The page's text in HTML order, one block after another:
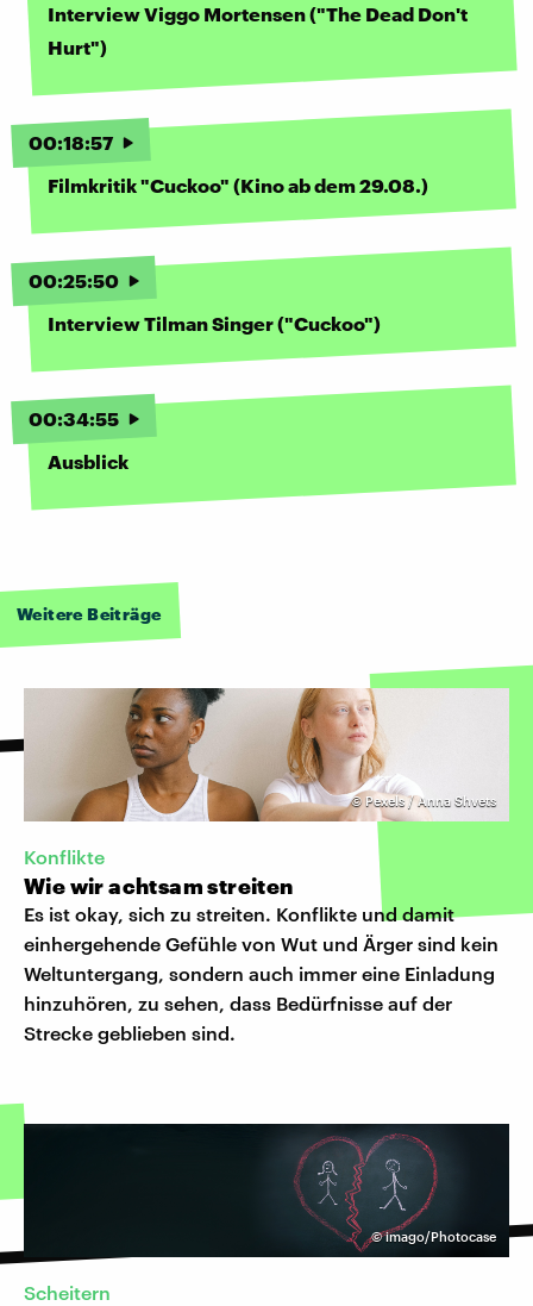
Interview Viggo Mortensen ("The Dead Don't
Hurt")
00:18:57
Filmkritik "Cuckoo" (Kino ab dem 29.08.)
00:25:50
Interview Tilman Singer ("Cuckoo")
00:34:55
Ausblick
Weitere Beiträge
© Pexels / Anna Shvets
Konflikte
Wie wir achtsam streiten
Es ist okay, sich zu streiten. Konflikte und damit
einhergehende Gefühle von Wut und Ärger sind kein
Weltuntergang, sondern auch immer eine Einladung
hinzuhören, zu sehen, dass Bedürfnisse auf der
Strecke geblieben sind.
©imago/Photocase
Scheitern